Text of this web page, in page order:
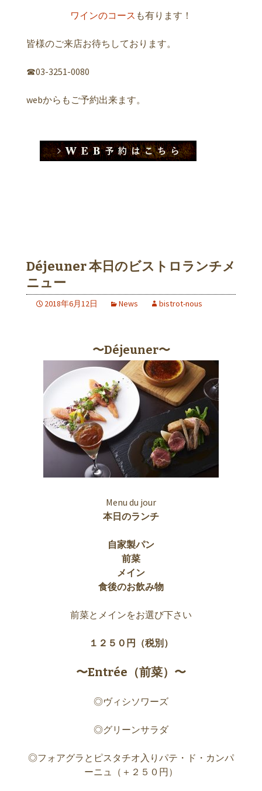
ワインのコース も有ります！
皆様のご来店お待ちしております。
☎︎03-3251-0080
webからもご予約出来ます。
Déjeuner 本日のビストロランチメ
ニュー
2018年6月12日 News bistrot-nous
〜Déjeuner〜
Menu du jour
本日のランチ
自家製パン
前菜
メイン
食後のお飲み物
前菜とメインをお選び下さい
１２５０円（税別）
〜Entrée（前菜）〜
◎ヴィシソワーズ
◎グリーンサラダ
◎フォアグラとピスタチオ入りパテ・ド・カンパ
ーニュ（＋２５０円）